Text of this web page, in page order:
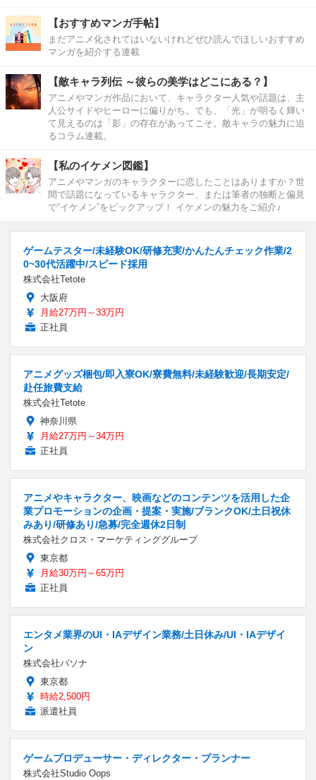
【おすすめマンガ手帖】
まだアニメ化されてはいないけれどぜひ読んでほしいおすすめ
マンガを紹介する連載
【敵キャラ列伝 ～彼らの美学はどこにある？】
アニメやマンガ作品において、キャラクター人気や話題は、主
人公サイドやヒーローに偏りがち。でも、「光」が明るく輝い
て見えるのは「影」の存在があってこそ。敵キャラの魅力に迫
るコラム連載。
【私のイケメン図鑑】
アニメやマンガのキャラクターに恋したことはありますか？世
間で話題になっているキャラクター、または筆者の独断と偏見
で“イケメン”をピックアップ！ イケメンの魅力をご紹介♪
ゲームテスター/未経験OK/研修充実/かんたんチェック作業/2
0~30代活躍中/スピード採用
株式会社Tetote
大阪府
月給27万円～33万円
正社員
アニメグッズ梱包/即入寮OK/寮費無料/未経験歓迎/長期安定/
赴任旅費支給
株式会社Tetote
神奈川県
月給27万円～34万円
正社員
アニメやキャラクター、映画などのコンテンツを活用した企
業プロモーションの企画・提案・実施/ブランクOK/土日祝休
みあり/研修あり/急募/完全週休2日制
株式会社クロス・マーケティンググループ
東京都
月給30万円～65万円
正社員
エンタメ業界のUI・IAデザイン業務/土日休み/UI・IAデザイ
ン
株式会社パソナ
東京都
時給2,500円
派遣社員
ゲームプロデューサー・ディレクター・プランナー
株式会社Studio Oops